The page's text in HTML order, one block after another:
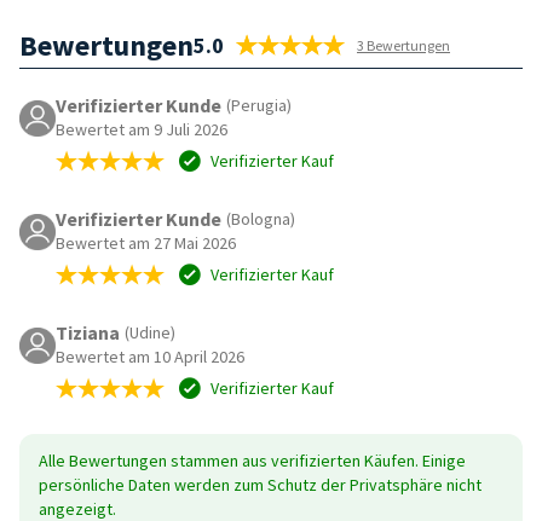
Bewertungen5.0 3 Bewertungen
Verifizierter Kunde (Perugia)
Bewertet am 9 Juli 2026
Verifizierter Kauf
Verifizierter Kunde (Bologna)
Bewertet am 27 Mai 2026
Verifizierter Kauf
Tiziana (Udine)
Bewertet am 10 April 2026
Verifizierter Kauf
Alle Bewertungen stammen aus verifizierten Käufen. Einige
persönliche Daten werden zum Schutz der Privatsphäre nicht
angezeigt.